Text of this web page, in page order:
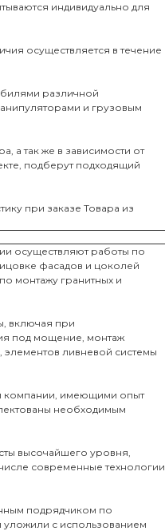
индивидуально для
осуществляется в течение
различной
и грузовым
а так же в зависимости от
подберут подходящий
при заказе Товара из
осуществляют работы по
фасадов и цоколей
монтажу гранитных и
включая при
под мощение, монтаж
ливневой системы
компании, имеющими опыт
необходимым
высочайшего уровня,
современные технологии
подрядчиком по
уложили с использованием
ПОМОЩЬ
Навесы,